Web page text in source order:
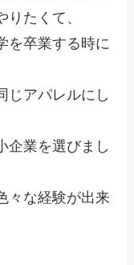
たくて、
を卒業する時に
じアパレルにし
企業を選びまし
々な経験が出来